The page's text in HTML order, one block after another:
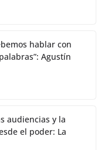
hablar con
Agustín
audiencias y la
el poder: La